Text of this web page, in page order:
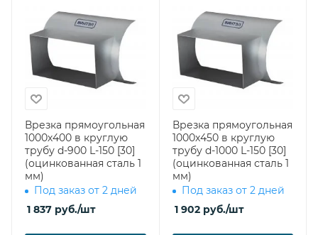
Врезка прямоугольная
1000х400 в круглую
трубу d-900 L-150 [30]
(оцинкованная сталь 1
мм)
Под заказ от 2 дней
1 837 руб./шт
Врезка прямоугольная
1000х450 в круглую
трубу d-1000 L-150 [30]
(оцинкованная сталь 1
мм)
Под заказ от 2 дней
1 902руб./шт